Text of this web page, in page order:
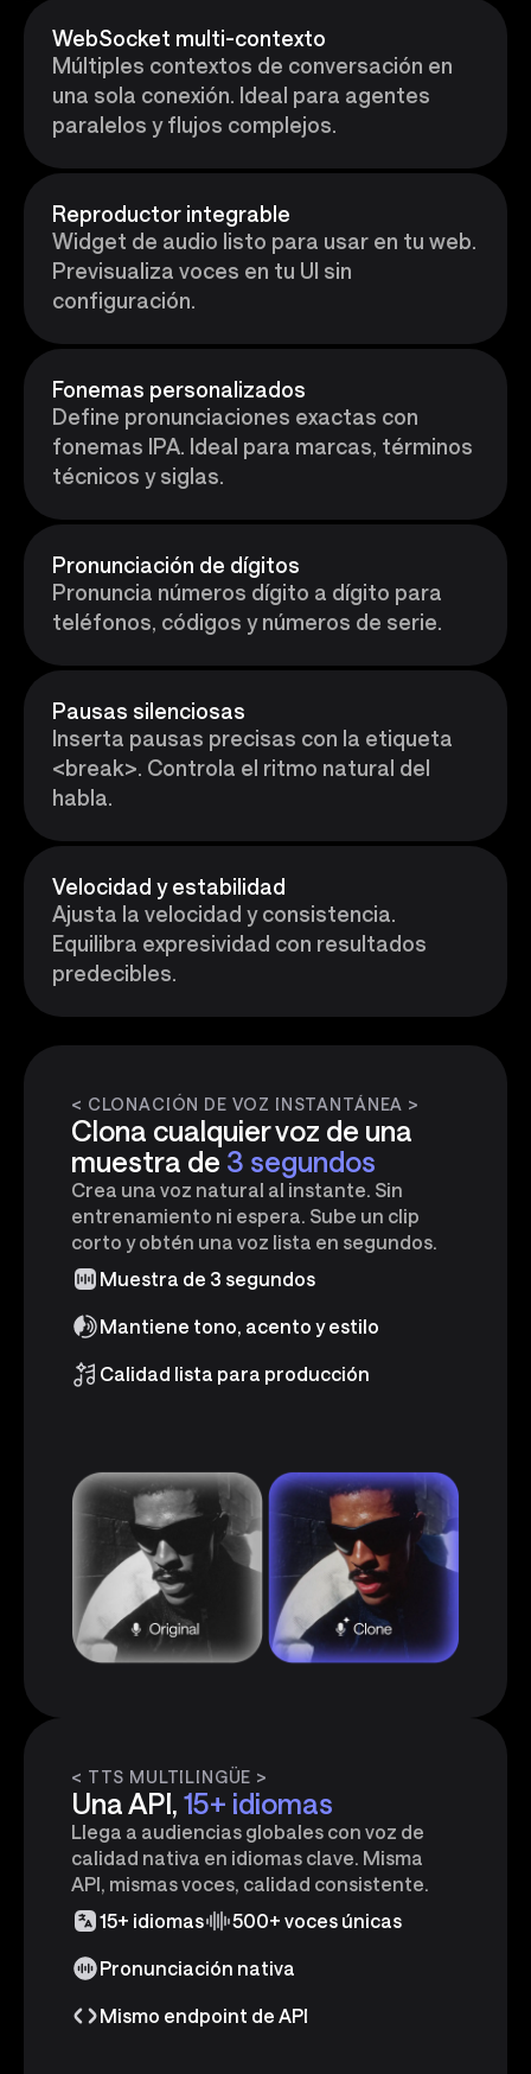
WebSocket multi-contexto
Múltiples contextos de conversación en
una sola conexión. Ideal para agentes
paralelos y flujos complejos.
Reproductor integrable
Widget de audio listo para usar en tu web.
Previsualiza voces en tu UI sin
configuración.
Fonemas personalizados
Define pronunciaciones exactas con
fonemas IPA. Ideal para marcas, términos
técnicos y siglas.
Pronunciación de dígitos
Pronuncia números dígito a dígito para
teléfonos, códigos y números de serie.
Pausas silenciosas
Inserta pausas precisas con la etiqueta
<break>. Controla el ritmo natural del
habla.
Velocidad y estabilidad
Ajusta la velocidad y consistencia.
Equilibra expresividad con resultados
predecibles.
< CLONACIÓN DE VOZ INSTANTÁNEA >
Clona cualquier voz de una
muestra de 3 segundos
Crea una voz natural al instante. Sin
entrenamiento ni espera. Sube un clip
corto y obtén una voz lista en segundos.
Muestra de 3 segundos
Mantiene tono, acento y estilo
Calidad lista para producción
< TTS MULTILINGÜE >
Una API, 15+ idiomas
Llega a audiencias globales con voz de
calidad nativa en idiomas clave. Misma
API, mismas voces, calidad consistente.
15+ idiomas
500+ voces únicas
Pronunciación nativa
Mismo endpoint de API